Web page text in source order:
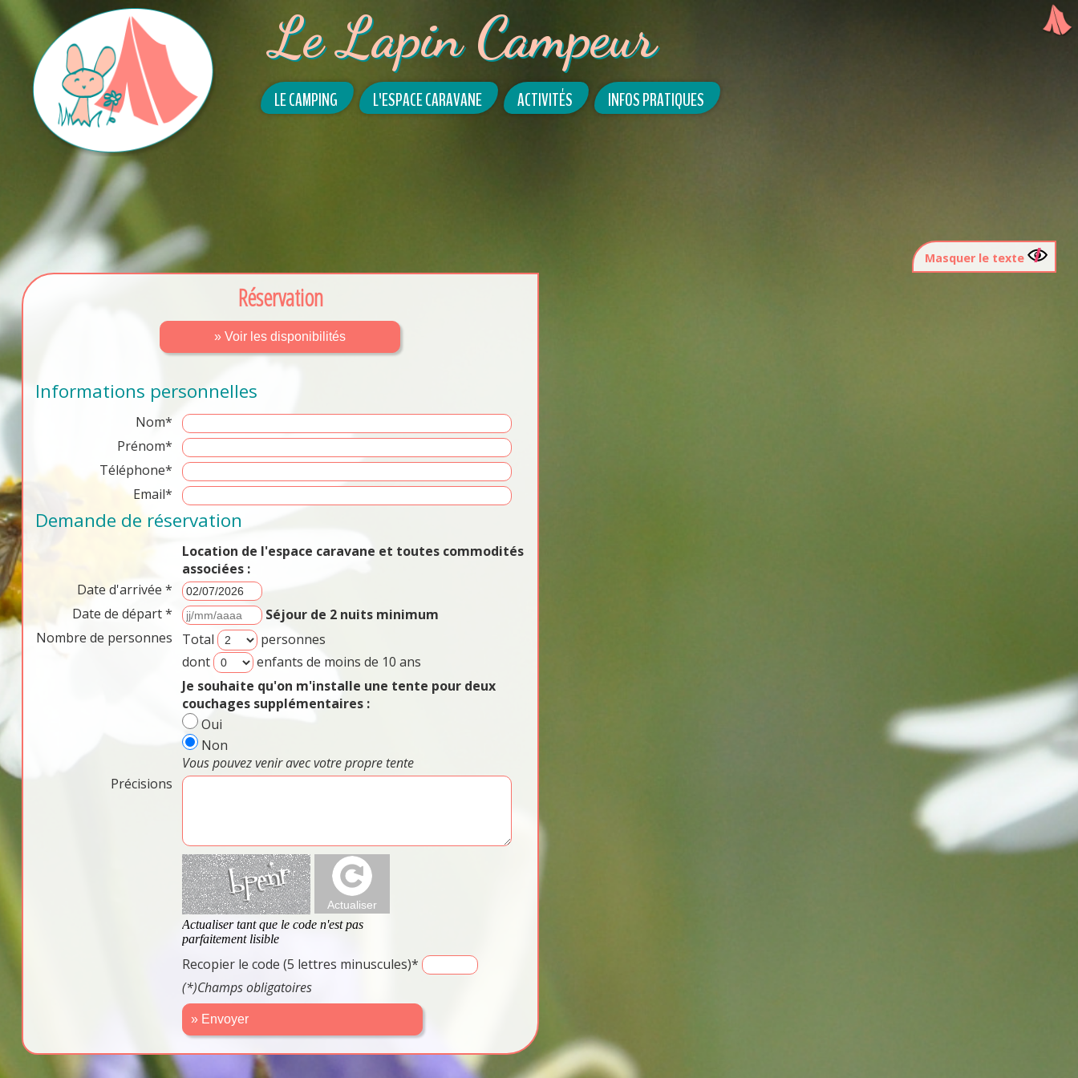
Le Lapin Campeur
LE CAMPING L'ESPACE CARAVANE ACTIVITÉS INFOS PRATIQUES
Masquer le texte
Réservation
» Voir les disponibilités
Informations personnelles
Nom*
Prénom*
Téléphone*
Email*
Demande de réservation
Location de l'espace caravane et toutes commodités
associées :
Date d'arrivée *
Date de départ *
Séjour de 2 nuits minimum
Nombre de personnes
Total
personnes
dont
enfants de moins de 10 ans
Je souhaite qu'on m'installe une tente pour deux
couchages supplémentaires :
Oui
Non
Vous pouvez venir avec votre propre tente
Précisions
Recopier le code (5 lettres minuscules)*
(*)Champs obligatoires
» Envoyer